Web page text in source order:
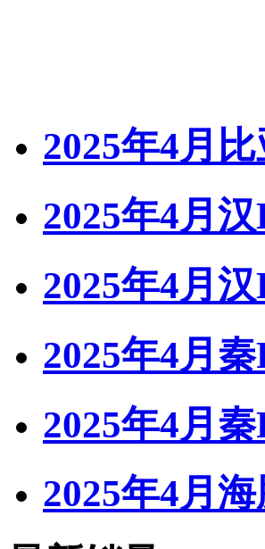
2025年4月
2025年4月
2025年4月
2025年4月
2025年4月
2025年4月